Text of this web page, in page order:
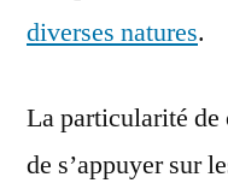
diverses natures.
La particularité
de s’appuyer sur